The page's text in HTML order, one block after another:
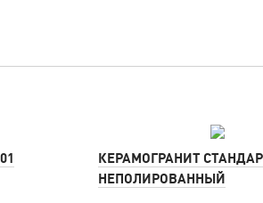
КЕРАМОГРАНИТ
НЕПОЛИРОВАННЫЙ